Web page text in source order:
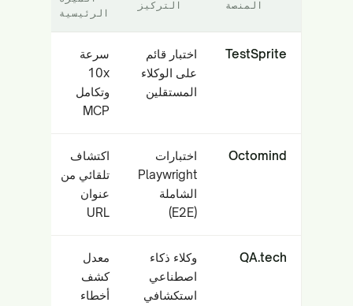
المنصة التركيز
الرئيسية
TestSprite
اختبار قائم
على الوكلاء
المستقلين
سرعة
10x
وتكامل
MCP
Octomind
اختبارات
Playwright
الشاملة
(E2E)
اكتشاف
تلقائي من
عنوان
URL
QA.tech
وكلاء ذكاء
اصطناعي
استكشافي
معدل
كشف
أخطاء